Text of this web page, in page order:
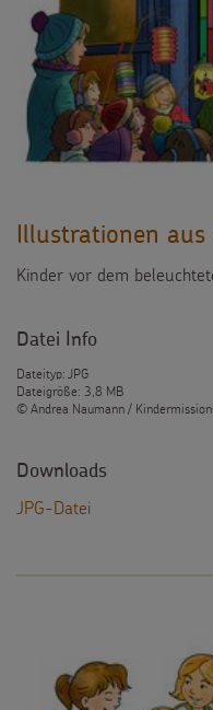
Illustrationen
Kinder vor dem
Datei Info
Dateityp: JPG
Dateigröße: 3,8 MB
© Andrea Naumann /
Downloads
JPG-Datei